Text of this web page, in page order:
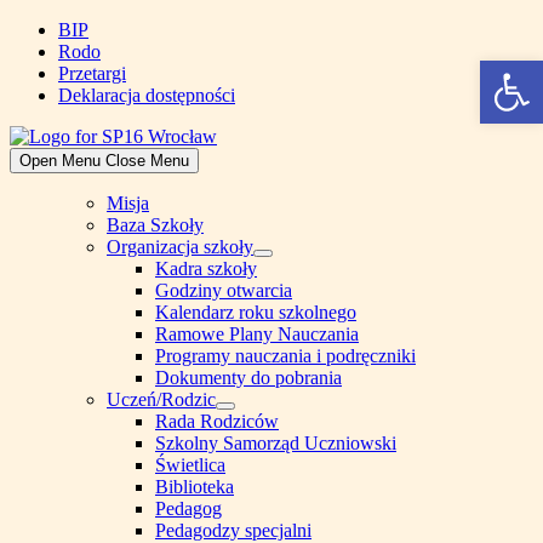
Skip
content
BIP
Rodo
Przetargi
Deklaracja dostępności
Open Menu Close Menu
Misja
Baza Szkoły
Organizacja szkoły
Show
sub
menu
Kadra szkoły
Godziny otwarcia
Kalendarz roku szkolnego
Ramowe Plany Nauczania
Programy nauczania i podręczniki
Dokumenty do pobrania
Uczeń/Rodzic
Show
sub
menu
Rada Rodziców
Szkolny Samorząd Uczniowski
Świetlica
Biblioteka
Pedagog
Pedagodzy specjalni